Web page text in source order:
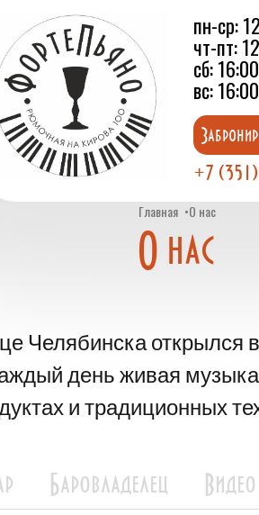
пн-ср:
чт-пт:
сб:
вс:
+7
Главная О нас
О нас
Челябинска
день живая
и традиционных
Баровладелец